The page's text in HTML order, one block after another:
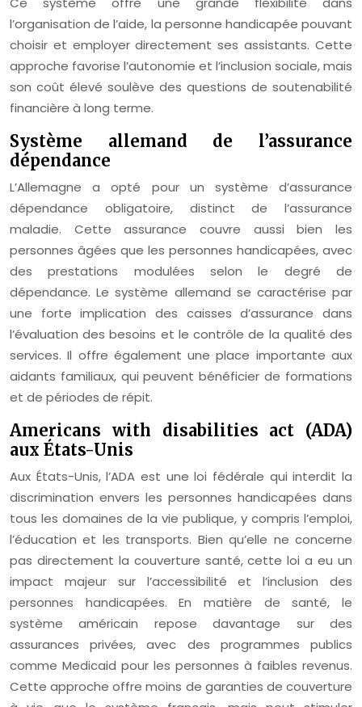
l’organisation de l’aide, la personne handicapée pouvant
choisir et employer directement ses assistants. Cette
approche favorise l’autonomie et l’inclusion sociale, mais
son coût élevé soulève des questions de soutenabilité
financière à long terme.
Système allemand de l’assurance
dépendance
L’Allemagne a opté pour un système d’assurance
dépendance obligatoire, distinct de l’assurance
maladie. Cette assurance couvre aussi bien les
personnes âgées que les personnes handicapées, avec
des prestations modulées selon le degré de
dépendance. Le système allemand se caractérise par
une forte implication des caisses d’assurance dans
l’évaluation des besoins et le contrôle de la qualité des
services. Il offre également une place importante aux
aidants familiaux, qui peuvent bénéficier de formations
et de périodes de répit.
Americans with disabilities act (ADA)
aux États-Unis
Aux États-Unis, l’ADA est une loi fédérale qui interdit la
discrimination envers les personnes handicapées dans
tous les domaines de la vie publique, y compris l’emploi,
l’éducation et les transports. Bien qu’elle ne concerne
pas directement la couverture santé, cette loi a eu un
impact majeur sur l’accessibilité et l’inclusion des
personnes handicapées. En matière de santé, le
système américain repose davantage sur des
assurances privées, avec des programmes publics
comme Medicaid pour les personnes à faibles revenus.
Cette approche offre moins de garanties de couverture